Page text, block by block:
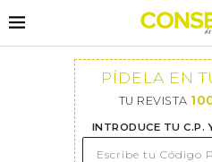
PÍDELA EN
TU REVISTA
INTRODUCE TU C.P.